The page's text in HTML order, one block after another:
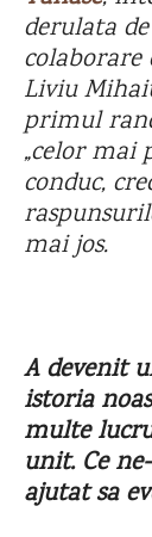
derulata
Liviu
primul
„celor mai
conduc,
mai jos.
A devenit
istoria
multe
unit. Ce
ajutat sa